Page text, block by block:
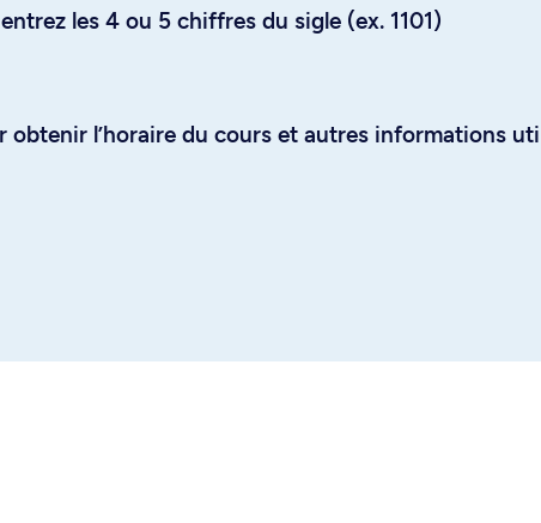
les 4 ou 5 chiffres du sigle (ex. 1101)
obtenir l’horaire du cours et autres informations